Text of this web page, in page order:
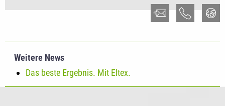
Weitere News
Das beste Ergebnis. Mit Eltex.